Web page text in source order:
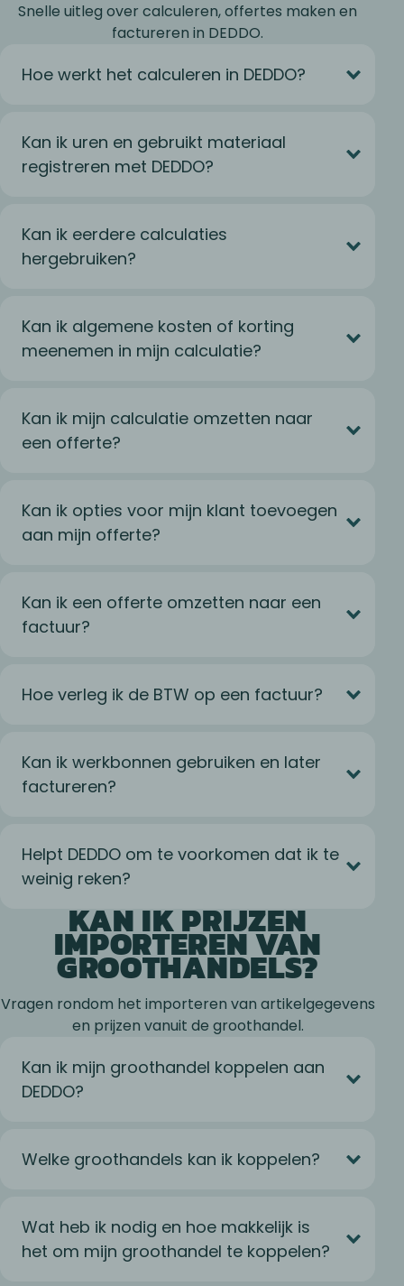
Snelle uitleg over calculeren, offertes maken en
factureren in DEDDO.
Hoe werkt het calculeren in DEDDO?
Kan ik uren en gebruikt materiaal
registreren met DEDDO?
Kan ik eerdere calculaties
hergebruiken?
Kan ik algemene kosten of korting
meenemen in mijn calculatie?
Kan ik mijn calculatie omzetten naar
een offerte?
Kan ik opties voor mijn klant toevoegen
aan mijn offerte?
Kan ik een offerte omzetten naar een
factuur?
Hoe verleg ik de BTW op een factuur?
Kan ik werkbonnen gebruiken en later
factureren?
Helpt DEDDO om te voorkomen dat ik te
weinig reken?
KAN IK PRIJZEN
IMPORTEREN VAN
GROOTHANDELS?
Vragen rondom het importeren van artikelgegevens
en prijzen vanuit de groothandel.
Kan ik mijn groothandel koppelen aan
DEDDO?
Welke groothandels kan ik koppelen?
Wat heb ik nodig en hoe makkelijk is
het om mijn groothandel te koppelen?